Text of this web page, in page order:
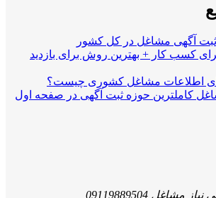
ثبت آگهی مشاغل در کل کشور
برای کسب کار + بهترین روش برای بازدید
اطلاعات مشاغل کشوری چیست؟
کاملترین حوزه ثبت آگهی در صفحه اول
مشاغل 09119889504